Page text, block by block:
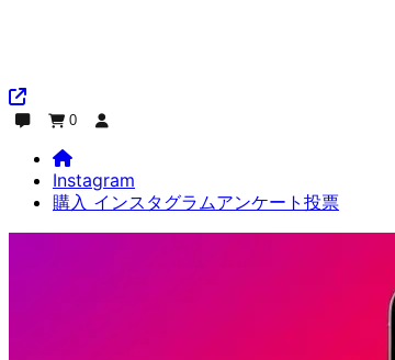
0
Instagram
購入 インスタグラムアンケート投票